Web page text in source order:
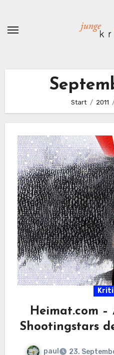
springen
Start 2011
Heimat.com –
Shootingstars
paul 23.